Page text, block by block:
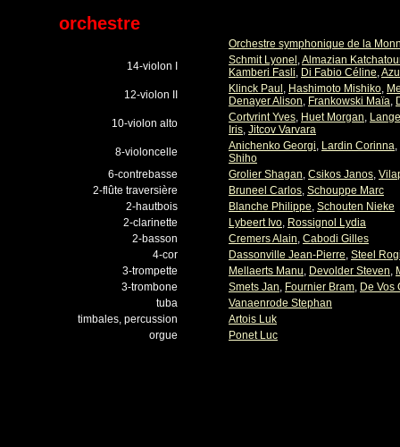
orchestre
Orchestre symphonique de la
14-violon I
Schmit Lyonel ,Almazian
Kamberi Fasli, Di Fabio Céline,
12-violon II
Klinck Paul , Hashimoto Mishiko,
Denayer Alison, Frankowski Maïa,
10-violon alto
Cortvrint Yves, Huet Morgan,
Iris, Jitcov Varvara
8-violoncelle
Anichenko Georgi, Lardin Corinna,
Shiho
6-contrebasse
Grolier Shagan, Csikos Janos,
2-flûte traversière
Bruneel Carlos, Schouppe Marc
2-hautbois
Blanche Philippe, Schouten Nieke
2-clarinette
Lybeert Ivo, Rossignol Lydia
2-basson
Cremers Alain, Cabodi Gilles
4-cor
Dassonville Jean-Pierre, Steel
3-trompette
Mellaerts Manu, Devolder Steven,
3-trombone
Smets Jan, Fournier Bram, De Vos
tuba
Vanaenrode Stephan
timbales, percussion
Artois Luk
orgue
Ponet Luc